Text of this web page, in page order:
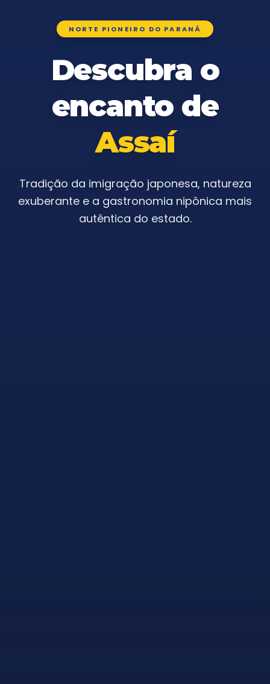
NORTE PIONEIRO DO PARANÁ
Descubra o
encanto de
Assaí
Tradição da imigração japonesa, natureza
exuberante e a gastronomia nipônica mais
autêntica do estado.